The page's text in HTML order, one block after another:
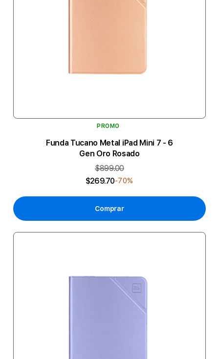
PROMO
Funda Tucano Metal iPad Mini 7 - 6
Gen Oro Rosado
$899.00
$269.70-70%
Comprar